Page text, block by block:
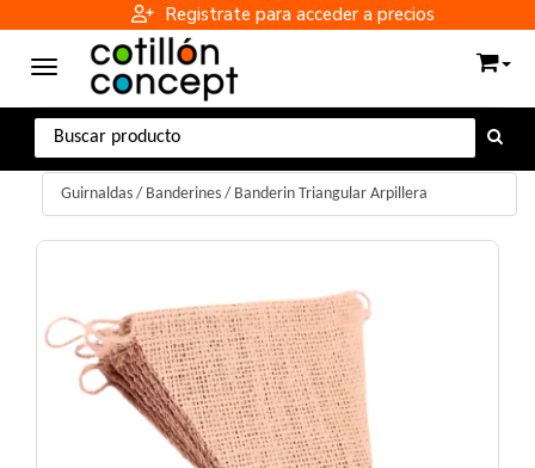
Registrate para acceder a precios
Toggle navigation
Guirnaldas / Banderines / Banderin Triangular Arpillera